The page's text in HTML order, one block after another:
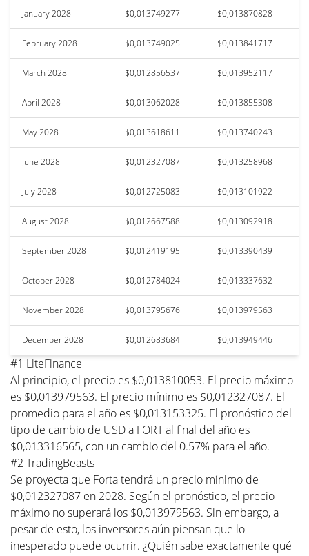
January 2028 $0,013749277 $0,013870828
February 2028 $0,013749025 $0,013841717
March 2028 $0,012856537 $0,013952117
April 2028 $0,013062028 $0,013855308
May 2028 $0,013618611 $0,013740243
June 2028 $0,012327087 $0,013258968
July 2028 $0,012725083 $0,013101922
August 2028 $0,012667588 $0,013092918
September 2028 $0,012419195 $0,013390439
October 2028 $0,012784024 $0,013337632
November 2028 $0,013795676 $0,013979563
December 2028 $0,012683684 $0,013949446
#1 LiteFinance
Al principio, el precio es $0,013810053. El precio máximo
es $0,013979563. El precio mínimo es $0,012327087. El
promedio para el año es $0,013153325. El pronóstico del
tipo de cambio de USD a FORT al final del año es
$0,013316565, con un cambio del 0.57% para el año.
#2 TradingBeasts
Se proyecta que Forta tendrá un precio mínimo de
$0,012327087 en 2028. Según el pronóstico, el precio
máximo no superará los $0,013979563. Sin embargo, a
pesar de esto, los inversores aún piensan que lo
inesperado puede ocurrir. ¿Quién sabe exactamente qué